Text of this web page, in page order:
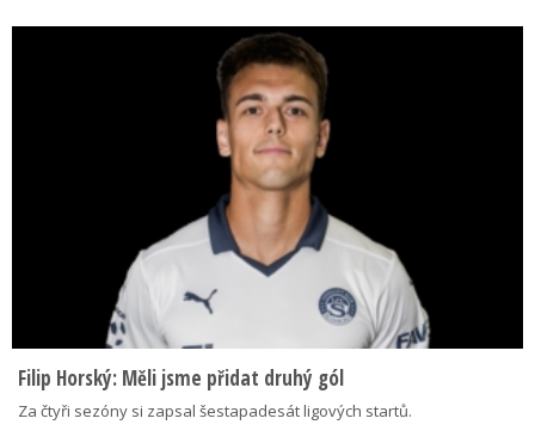
Filip Horský: Měli jsme přidat druhý gól
Za čtyři sezóny si zapsal šestapadesát ligových startů.